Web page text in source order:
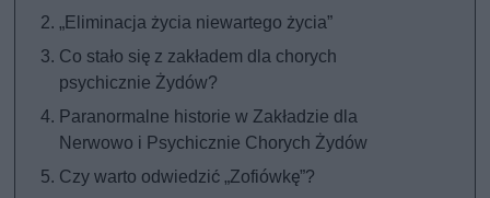
„Eliminacja życia niewartego życia”
Co stało się z zakładem dla chorych
psychicznie Żydów?
Paranormalne historie w Zakładzie dla
Nerwowo i Psychicznie Chorych Żydów
Czy warto odwiedzić „Zofiówkę”?